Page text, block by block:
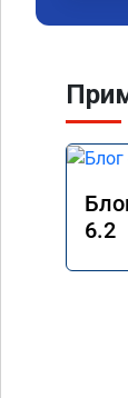
6.2